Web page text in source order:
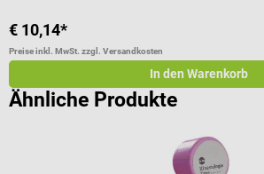
€ 10,14*
Preise inkl. MwSt. zzgl. Versandkosten
In den Warenkorb
Ähnliche Produkte